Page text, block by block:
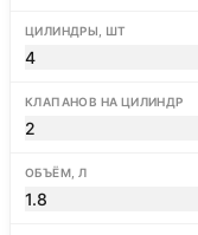
ЦИЛИНДРЫ, ШТ
4
КЛАПАНОВ НА ЦИЛИНДР
2
ОБЪЁМ, Л
1.8